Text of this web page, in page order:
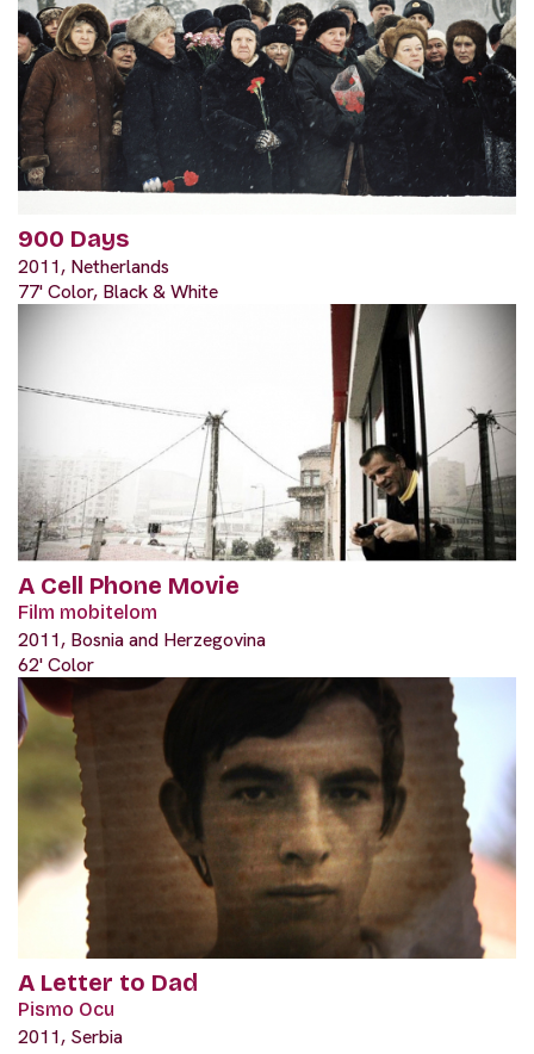
900 Days
2011, Netherlands
77' Color, Black & White
A Cell Phone Movie
Film mobitelom
2011, Bosnia and Herzegovina
62' Color
A Letter to Dad
Pismo Ocu
2011, Serbia